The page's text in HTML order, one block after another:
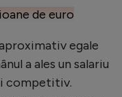
de euro
egale
a ales un salariu
competitiv.